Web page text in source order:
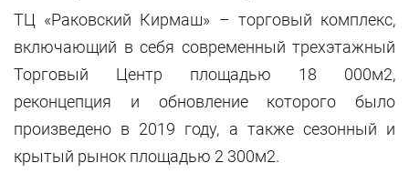
ТЦ «Раковский Кирмаш» – торговый комплекс,
включающий в себя современный трехэтажный
Торговый Центр площадью 18 000м2,
реконцепция и обновление которого было
произведено в 2019 году, а также сезонный и
крытый рынок площадью 2 300м2.